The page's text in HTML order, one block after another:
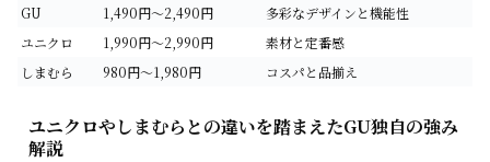
GU
1,490円～2,490円
多彩なデザインと機能性
ユニクロ
1,990円～2,990円
素材と定番感
しまむら
980円～1,980円 コスパと品揃え
ユニクロやしまむらとの違いを踏まえたGU独自の強み
解説